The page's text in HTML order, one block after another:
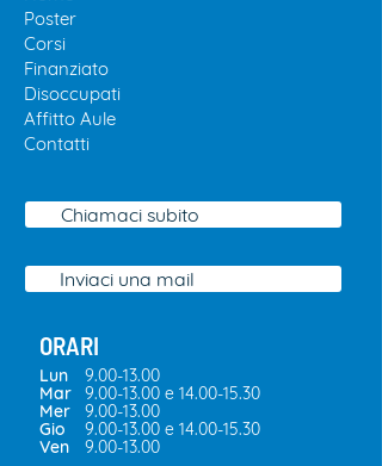
Poster
Corsi
Finanziato
Disoccupati
Affitto Aule
Contatti
Chiamaci subito
Inviaci una mail
ORARI
Lun
Mar
Mer
Gio
Ven
9.00-13.00
9.00-13.00 e 14.00-15.30
9.00-13.00
9.00-13.00 e 14.00-15.30
9.00-13.00